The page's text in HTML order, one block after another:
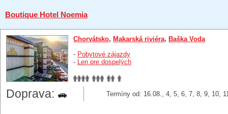
Boutique Hotel Noemia
Chorvátsko, Makarská riviéra, Baška Voda
- Pobytové zájazdy
- Len pre dospelých
Doprava: Termíny od: 16.08., 4, 5, 6, 7, 8, 9, 10,